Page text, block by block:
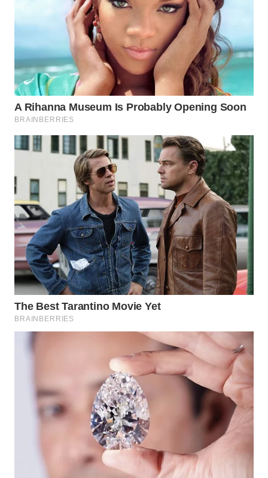
WAHANANEWS
ID
WAHANANEWS
CO ID
WAHANA
SPORT
WAHANA
UMKM
WAHANA
SELEB
WAHANA
PERSONA
WAHANA
WAHANA
HEALTH